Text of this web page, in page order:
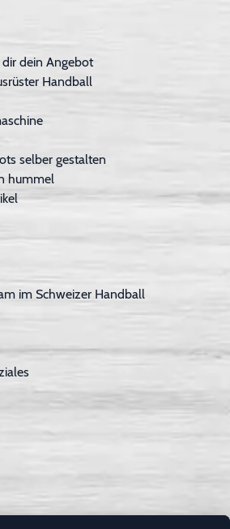
dein Angebot
Handball
selber gestalten
hummel
im Schweizer Handball